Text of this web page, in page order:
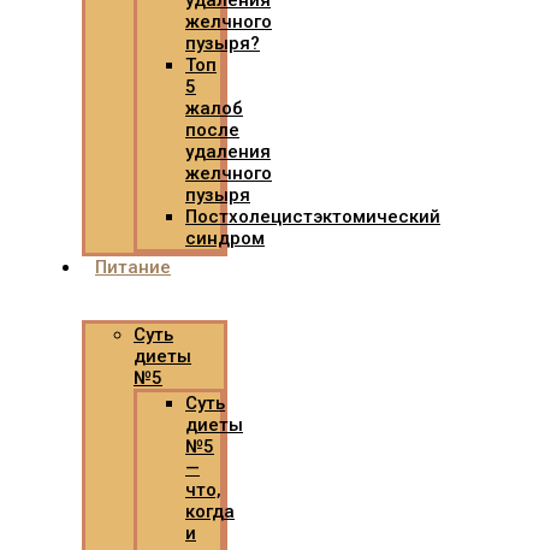
желчного
пузыря?
Топ
5
жалоб
после
удаления
желчного
пузыря
Постхолецистэктомический
синдром
Питание
Суть
диеты
№5
Суть
диеты
№5
—
что,
когда
и